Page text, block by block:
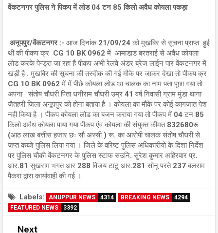
वेंकटनगर पुलिस ने पिकप में लोड 04 टन 85 किलो अवैध कोयला पकड़ा
अनूपपुर/वेंकटनगर :- आज दिनांक 21/09/24 को मुखबिर से सूचना प्राप्त हुई
थी की पीकप क्र CG 10 BK 0962 में आमाडा़ड बरतराई से अवैध कोयला
लोड करके पेन्ड्रा जा रहा है पीकप अभी रेलवे अंडर ब्रेज लाईन पार वेंकटनगर में
खड़ी है . मुखबिर की सूचना की तस्दीक की गई मौके पर जाकर देखा तो पीकप क्र
CG 10 BK 0962 में में पीछे कोयला लोड था चालक का नाम पता पूछा गय़ा तो
अपना संतोष चौधरी पिता धनीराम चौधरी उम्र 41 वर्ष निवासी ग्राम मुंडा थाना
जैतहरी जिला अनूपपुर को होना बताया है । कोयला का मौके पर कोई कागजात पेश
नही किया है । पीकप कोयला लोड का बजन कराया गया तो पीकप में 04 टन 85
किलो अवैध कोयला पाया गया पीकप एंव कोयला की संयुक्त कीमत 832680रू
(आठ लाख बत्तीस हजार छः सौ अस्सी ) रू. का आरोपी चालक संतोष चौधरी से
जप्त कब्जे पुलिस लिया गया । जिले के वरिष्ट पुलिस अधिकारीयो के दिशा निर्देश
पर पुलिस चौकी वेंकटनगर के पुलिस स्टाफ सउनि. सुरेश कुमार अहिरवार प्र.
आर.81 सुखराम भगत आर 288 विजय टाटू आर.281 सोनू परते 237 बलराम
पैकरा द्वारा कार्यावाही की गई ।
Labels: ANUPPUR NEWS 4314 BREAKING NEWS
4294
FEATURED NEWS
3392
Next